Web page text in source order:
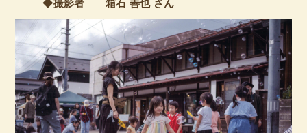
◆撮影者 箱石 善也 さん